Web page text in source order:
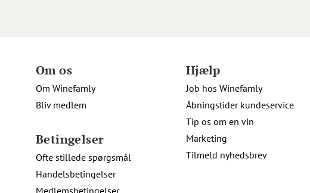
Om os
Om Winefamly
Bliv medlem
Betingelser
Ofte stillede spørgsmål
Handelsbetingelser
Medlemsbetingelser
Hjælp
Job hos Winefamly
Åbningstider kundeservice
Tip os om en vin
Marketing
Tilmeld nyhedsbrev